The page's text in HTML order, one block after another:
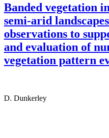
Banded vegetation
semi-arid
observations to
and evaluation of
vegetation pattern
D. Dunkerley